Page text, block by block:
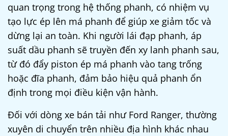
quan trọng trong hệ thống phanh, có nhiệm vụ
tạo lực ép lên má phanh để giúp xe giảm tốc và
dừng lại an toàn. Khi người lái đạp phanh, áp
suất dầu phanh sẽ truyền đến xy lanh phanh sau,
từ đó đẩy piston ép má phanh vào tang trống
hoặc đĩa phanh, đảm bảo hiệu quả phanh ổn
định trong mọi điều kiện vận hành.
Đối với dòng xe bán tải như Ford Ranger, thường
xuyên di chuyển trên nhiều địa hình khác nhau